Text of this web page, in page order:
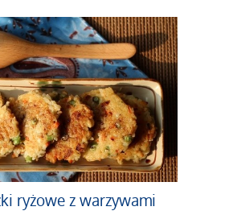
ryżowe z warzywami